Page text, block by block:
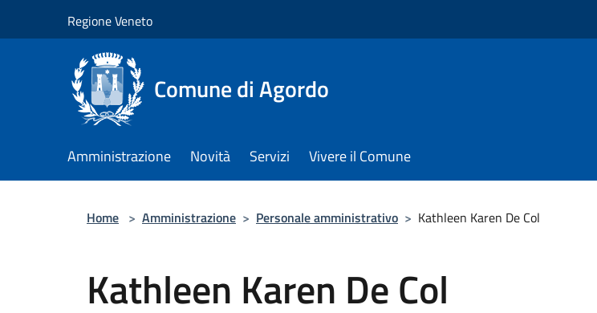
Regione Veneto
Comune di Agordo
Amministrazione Novità Servizi Vivere il Comune
Home > Amministrazione > Personale amministrativo > Kathleen Karen De Col
Kathleen Karen De Col